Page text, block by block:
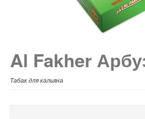
Al Fakher
Табак для кальяна